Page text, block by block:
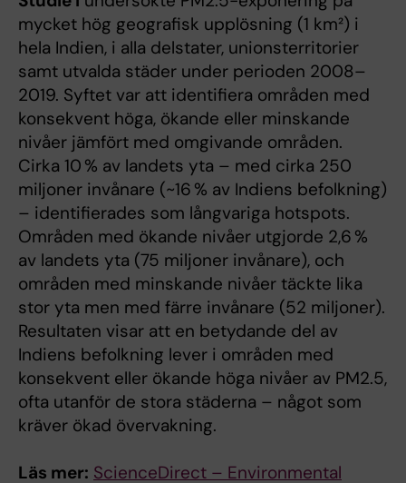
mycket hög geografisk upplösning (1 km²) i
hela Indien, i alla delstater, unionsterritorier
samt utvalda städer under perioden 2008–
2019. Syftet var att identifiera områden med
konsekvent höga, ökande eller minskande
nivåer jämfört med omgivande områden.
Cirka 10 % av landets yta – med cirka 250
miljoner invånare (~16 % av Indiens befolkning)
– identifierades som långvariga hotspots.
Områden med ökande nivåer utgjorde 2,6 %
av landets yta (75 miljoner invånare), och
områden med minskande nivåer täckte lika
stor yta men med färre invånare (52 miljoner).
Resultaten visar att en betydande del av
Indiens befolkning lever i områden med
konsekvent eller ökande höga nivåer av PM2.5,
ofta utanför de stora städerna – något som
kräver ökad övervakning.
Läs mer: ScienceDirect – Environmental